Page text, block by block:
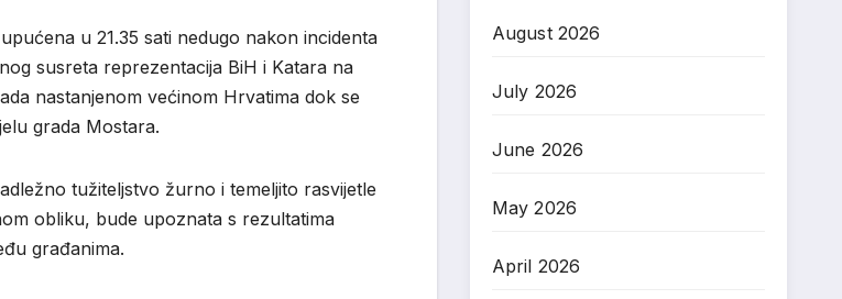
u 21.35 sati nedugo nakon incidenta
susreta reprezentacija BiH i Katara na
nastanjenom većinom Hrvatima dok se
grada Mostara.
tužiteljstvo žurno i temeljito rasvijetle
obliku, bude upoznata s rezultatima
građanima.
August 2026
July 2026
June 2026
May 2026
April 2026